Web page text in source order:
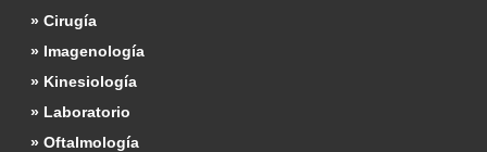
» Cirugía
» Imagenología
» Kinesiología
» Laboratorio
» Oftalmología